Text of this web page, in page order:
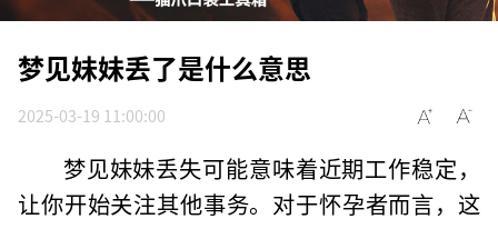
梦见妹妹丢了是什么意思
2025-03-19 11:00:00
梦见妹妹丢失可能意味着近期工作稳定，
让你开始关注其他事务。对于怀孕者而言，这